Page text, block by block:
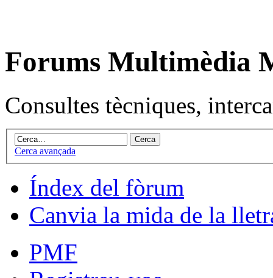
Forums Multimèdia
Consultes tècniques,
Cerca avançada
Índex del fòrum
Canvia la mida de la
PMF